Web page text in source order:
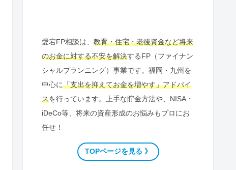
愛宕FP相談は、教育・住宅・老後資金など将来
のお金に対する不安を解決するFP（ファイナン
シャルプランニング）事業です。福岡・九州を
中心に「支出を抑えてお金を増やす」アドバイ
スを行っています。上手な貯金方法や、NISA・
iDeCo等、将来の資産形成のお悩みもプロにお
任せ！
TOPページを見る 》